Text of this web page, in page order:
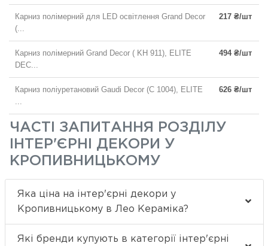
Карниз полімерний для LED освітлення Grand Decor
(...
217 ₴/шт
Карниз полімерний Grand Decor ( KH 911), ELITE
DEC...
494 ₴/шт
Карниз поліуретановий Gaudi Decor (С 1004), ELITE
...
626 ₴/шт
ЧАСТІ ЗАПИТАННЯ РОЗДІЛУ
ІНТЕР'ЄРНІ ДЕКОРИ У
КРОПИВНИЦЬКОМУ
Яка ціна на інтер'єрні декори у
Кропивницькому в Лео Кераміка?
Які бренди купують в категорії інтер'єрні